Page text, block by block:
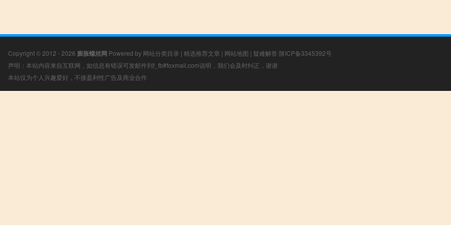
Copyright © 2012 - 2026 膨胀螺丝网 Powered by 网站分类目录 | 精选推荐文章 | 网站地图 | 疑难解答 陕ICP备3345392号
声明：本站内容来自互联网，如信息有错误可发邮件到f_fb#foxmail.com说明，我们会及时纠正，谢谢
本站仅为个人兴趣爱好，不接盈利性广告及商业合作